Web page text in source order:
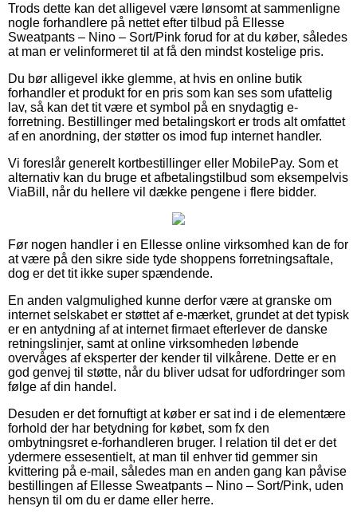
Trods dette kan det alligevel være lønsomt at sammenligne
nogle forhandlere på nettet efter tilbud på Ellesse
Sweatpants – Nino – Sort/Pink forud for at du køber, således
at man er velinformeret til at få den mindst kostelige pris.
Du bør alligevel ikke glemme, at hvis en online butik
forhandler et produkt for en pris som kan ses som ufattelig
lav, så kan det tit være et symbol på en snydagtig e-
forretning. Bestillinger med betalingskort er trods alt omfattet
af en anordning, der støtter os imod fup internet handler.
Vi foreslår generelt kortbestillinger eller MobilePay. Som et
alternativ kan du bruge et afbetalingstilbud som eksempelvis
ViaBill, når du hellere vil dække pengene i flere bidder.
Før nogen handler i en Ellesse online virksomhed kan de for
at være på den sikre side tyde shoppens forretningsaftale,
dog er det tit ikke super spændende.
En anden valgmulighed kunne derfor være at granske om
internet selskabet er støttet af e-mærket, grundet at det typisk
er en antydning af at internet firmaet efterlever de danske
retningslinjer, samt at online virksomheden løbende
overvåges af eksperter der kender til vilkårene. Dette er en
god genvej til støtte, når du bliver udsat for udfordringer som
følge af din handel.
Desuden er det fornuftigt at køber er sat ind i de elementære
forhold der har betydning for købet, som fx den
ombytningsret e-forhandleren bruger. I relation til det er det
ydermere essesentielt, at man til enhver tid gemmer sin
kvittering på e-mail, således man en anden gang kan påvise
bestillingen af Ellesse Sweatpants – Nino – Sort/Pink, uden
hensyn til om du er dame eller herre.